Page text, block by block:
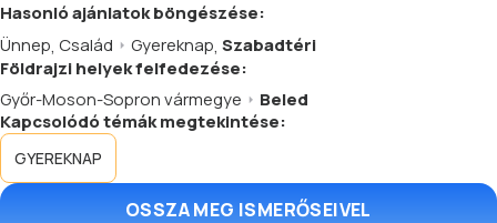
Hasonlóajánlatokböngészése:
Ünnep, Család Gyereknap, Szabadtéri
Földrajzi helyek felfedezése:
Győr-Moson-Sopron vármegye
Beled
Kapcsolódó témák megtekintése:
GYEREKNAP
OSSZA MEG ISMERŐSEIVEL